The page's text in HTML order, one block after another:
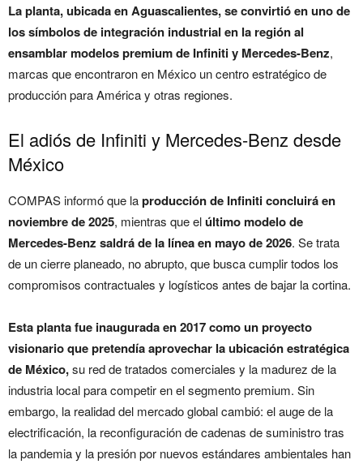
La planta, ubicada en Aguascalientes, se convirtió en uno de
los símbolos de integración industrial en la región al
ensamblar modelos premium de Infinitiy Mercedes-Benz,
marcas que encontraron en México un centro estratégico de
producción para América y otras regiones.
El adiós de Infiniti y Mercedes-Benz desde
México
COMPAS informó que laproducción de Infiniti concluirá en
noviembre de 2025, mientras que elúltimo modelo de
Mercedes-Benz saldrá de la línea en mayo de 2026. Se trata
de un cierre planeado, no abrupto, que busca cumplir todos los
compromisos contractuales y logísticos antes de bajar la cortina.
Esta planta fue inaugurada en 2017 como un proyecto
visionario que pretendía aprovechar la ubicación estratégica
de México,su red de tratados comerciales y la madurez de la
industria local para competir en el segmento premium. Sin
embargo, la realidad del mercado global cambió: el auge de la
electrificación, la reconfiguración de cadenas de suministro tras
la pandemia y la presión por nuevos estándares ambientales han